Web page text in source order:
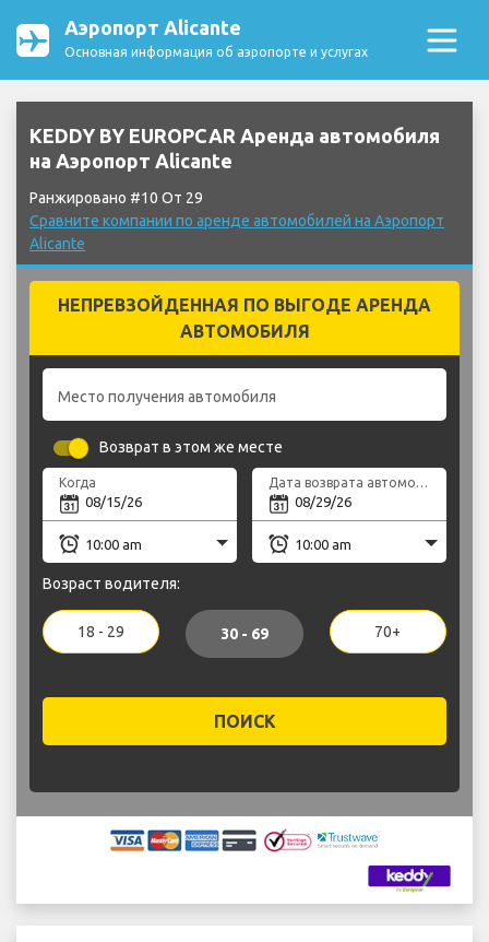
Аэропорт Alicante
Основная информация об аэропорте и услугах
KEDDY BY EUROPCAR Аренда автомобиля
на Аэропорт Alicante
Ранжировано #10 От 29
Сравните компании по аренде автомобилей на Аэропорт
Alicante
НЕПРЕВЗОЙДЕННАЯ ПО ВЫГОДЕ АРЕНДА
АВТОМОБИЛЯ
Место получения автомобиля
Возврат в этом же месте
Когда Дата возврата автомобиля
Возраст водителя:
18 - 29 30 - 69 70+
ПОИСК